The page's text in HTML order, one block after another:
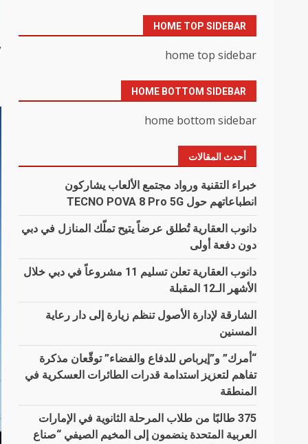
HOME TOP SIDEBAR
home top sidebar
HOME BOTTOM SIDEBAR
home bottom sidebar
أحدث المقالات
خبراء التقنية ورواد مجتمع الألعاب يشاركون
انطباعاتهم حول TECNO POVA 8 Pro 5G
دانوب العقارية تُطلق عرضاً يتيح تملّك المنازل في دبي
دون دفعة أولى
دانوب العقارية تعلن تسليم 11 مشروعاً في دبي خلال
الأشهر الـ12 المقبلة
الشارقة لإدارة الأصول تنظم زيارة إلى دار رعاية
المسنين
“أمرك” و”إيرباص للدفاع والفضاء” توقّعان مذكرة
تفاهم لتعزيز استدامة قدرات الطائرات العسكرية في
المنطقة
375 طالبًا من طلاب المرحلة الثانوية في الإمارات
العربية المتحدة ينضمون إلى المخيم الصيفي “صناع